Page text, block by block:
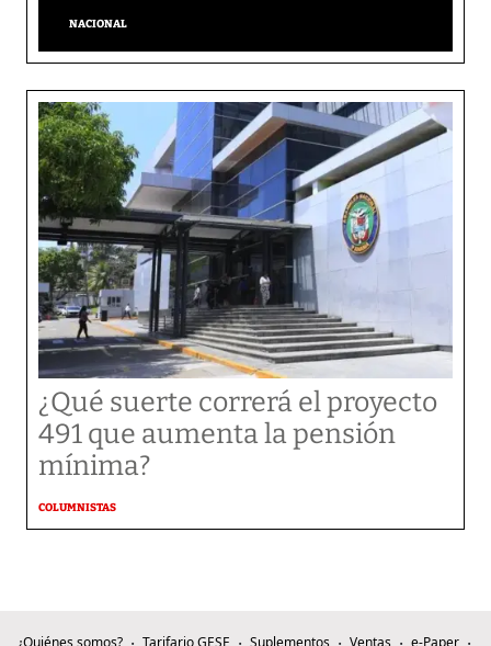
NACIONAL
¿Qué suerte correrá el proyecto
491 que aumenta la pensión
mínima?
COLUMNISTAS
¿Quiénes somos? Tarifario GESE Suplementos Ventas
e-Paper